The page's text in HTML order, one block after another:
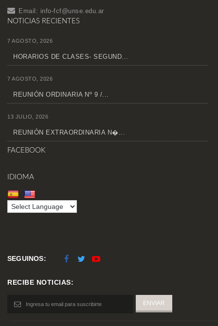
Email: info-fcf@unse.edu.ar
NOTICIAS RECIENTES
7 AGOSTO, 2026
HORARIOS DE CLASES- SEGUND...
7 AGOSTO, 2026
REUNIÓN ORDINARIA Nº 9 /...
13 JULIO, 2026
REUNIÓN EXTRAORDINARIA N�...
FACEBOOK
IDIOMA
SEGUINOS:
RECIBE NOTICIAS: